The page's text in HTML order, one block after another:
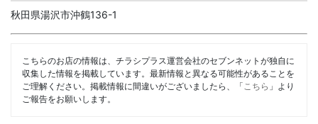
秋田県湯沢市沖鶴136-1
こちらのお店の情報は、チラシプラス運営会社のセブンネットが独自に
収集した情報を掲載しています。最新情報と異なる可能性があることを
ご理解ください。掲載情報に間違いがございましたら、「 こちら 」より
ご報告をお願いします。